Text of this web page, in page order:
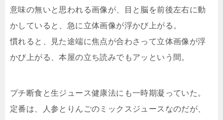
意味の無いと思われる画像が、目と脳を前後左右に動
かしていると、急に立体画像が浮かび上がる。
慣れると、見た途端に焦点が合わさって立体画像が浮
かび上がる、本屋の立ち読みでもアッという間。
プチ断食と生ジュース健康法にも一時期凝っていた。
定番は、人参とりんごのミックスジュースなのだが、